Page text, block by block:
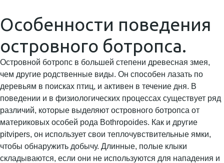
Особенности поведения
островного ботропса.
Островной ботропс в большей степени древесная змея,
чем другие родственные виды. Он способен лазать по
деревьям в поисках птиц, и активен в течение дня. В
поведении и в физиологических процессах существует ряд
различий, которые выделяют островного ботропса от
материковых особей рода Bothropoides. Как и другие
pitvipers, он использует свои теплочувствительные ямки,
чтобы обнаружить добычу. Длинные, полые клыки
складываются, если они не используются для нападения и